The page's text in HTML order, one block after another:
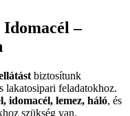
–
biztosítunk
lakatosipari feladatokhoz.
idomacél, lemez, háló, és
szükség van.